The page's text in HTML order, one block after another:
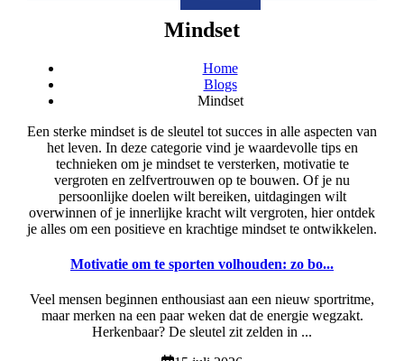
Mindset
Home
Blogs
Mindset
Een sterke mindset is de sleutel tot succes in alle aspecten van
het leven. In deze categorie vind je waardevolle tips en
technieken om je mindset te versterken, motivatie te
vergroten en zelfvertrouwen op te bouwen. Of je nu
persoonlijke doelen wilt bereiken, uitdagingen wilt
overwinnen of je innerlijke kracht wilt vergroten, hier ontdek
je alles om een positieve en krachtige mindset te ontwikkelen.
Motivatie om te sporten volhouden: zo bo...
Veel mensen beginnen enthousiast aan een nieuw sportritme,
maar merken na een paar weken dat de energie wegzakt.
Herkenbaar? De sleutel zit zelden in ...